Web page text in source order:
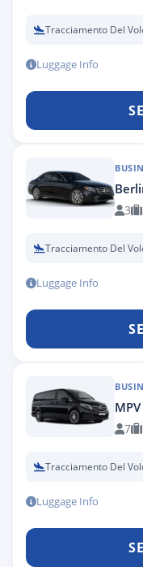
Tracciamento Del
Luggage Info
3
Tracciamento Del
Luggage Info
7
Tracciamento Del
Luggage Info